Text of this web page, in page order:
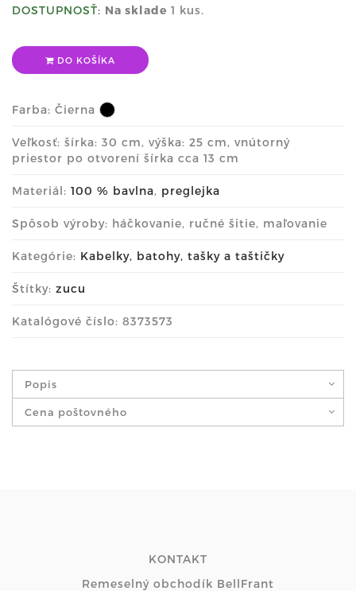
DOSTUPNOSŤ: Na sklade 1 kus.
DO KOŠÍKA
Farba: Čierna
Veľkosť: šírka: 30 cm, výška: 25 cm, vnútorný
priestor po otvorení šírka cca 13 cm
Materiál: 100 % bavlna, preglejka
Spôsob výroby: háčkovanie, ručné šitie, maľovanie
Kategórie: Kabelky, batohy, tašky a taštičky
Štítky: zucu
Katalógové číslo: 8373573
Popis
Cena poštovného
KONTAKT
Remeselný obchodík BellFrant